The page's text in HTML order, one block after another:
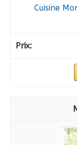
Cuisine